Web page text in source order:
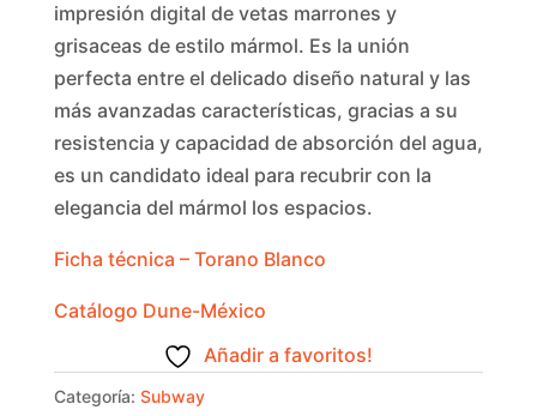
impresión digital de vetas marrones y
grisaceas de estilo mármol. Es la unión
perfecta entre el delicado diseño natural y las
más avanzadas características, gracias a su
resistencia y capacidad de absorción del agua,
es un candidato ideal para recubrir con la
elegancia del mármol los espacios.
Ficha técnica – Torano Blanco
Catálogo Dune-México
Añadir a favoritos!
Categoría: Subway